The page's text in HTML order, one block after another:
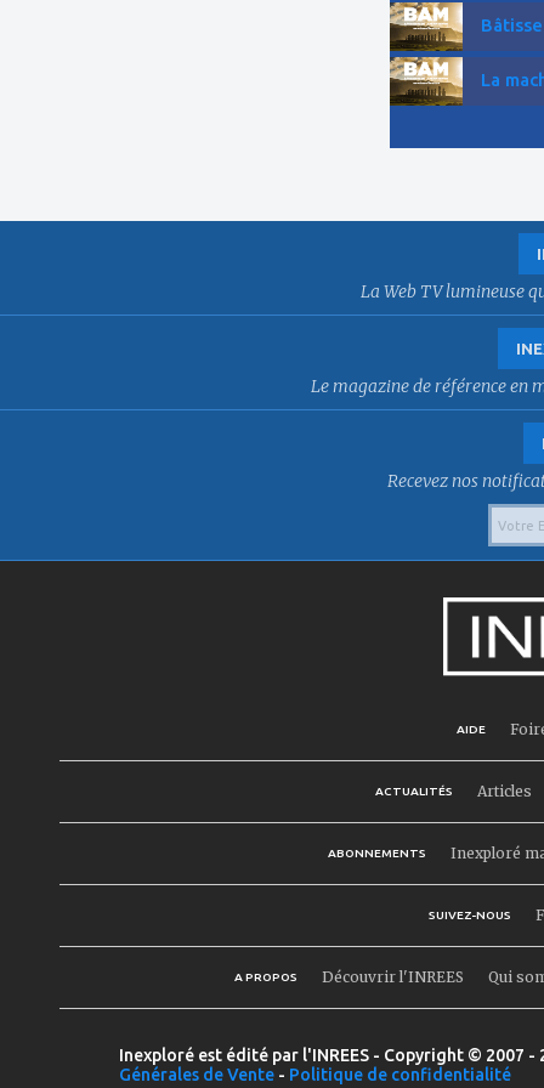
La
La Web TV lumineuse
Le magazine de référence en
Recevez nos
AIDE
ACTUALITÉS Articles
ABONNEMENTS Inexploré
SUIVEZ-NOUS
A PROPOS Découvrir l'INREES Qui
Inexploré est édité par l'INREES - Copyright © 2007
Générales de Vente - Politique de confidentialité